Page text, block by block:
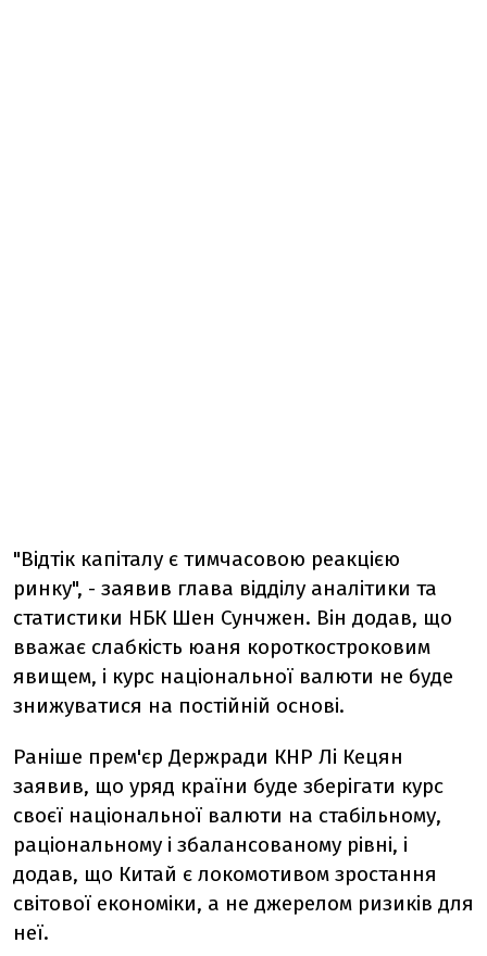
"Відтік капіталу є тимчасовою реакцією
ринку", - заявив глава відділу аналітики та
статистики НБК Шен Сунчжен. Він додав, що
вважає слабкість юаня короткостроковим
явищем, і курс національної валюти не буде
знижуватися на постійній основі.
Раніше прем'єр Держради КНР Лі Кецян
заявив, що уряд країни буде зберігати курс
своєї національної валюти на стабільному,
раціональному і збалансованому рівні, і
додав, що Китай є локомотивом зростання
світової економіки, а не джерелом ризиків для
неї.